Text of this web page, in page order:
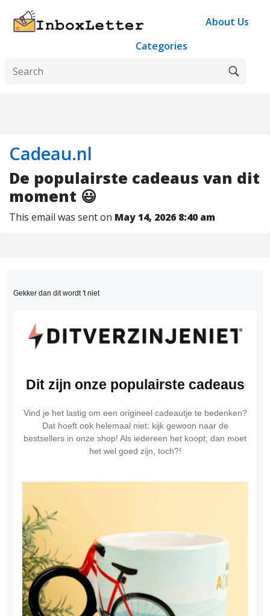
About Us
Categories
Cadeau.nl
De populairste cadeaus van dit
moment 😃
This email was sent on May 14, 2026 8:40 am